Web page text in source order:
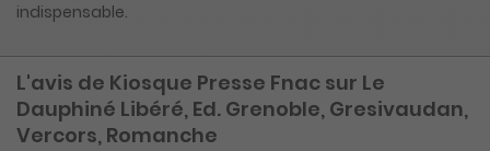
indispensable.
L'avis de Kiosque Presse Fnac sur Le
Dauphiné Libéré, Ed. Grenoble, Gresivaudan,
Vercors, Romanche